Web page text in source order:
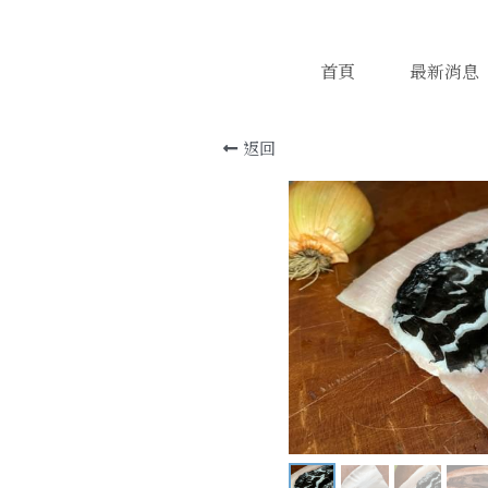
首頁 最新消息
返回